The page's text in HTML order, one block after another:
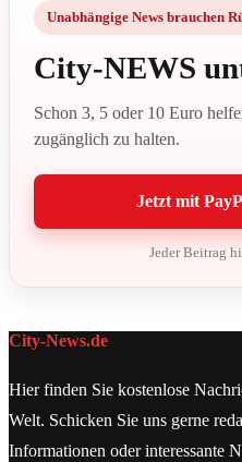
Unabhängige News brauchen
City-NEWS
Schon 3, 5 oder 10 Euro
zugänglich zu halten.
Jetzt mit
Jeder Beitrag
City-News.de
Hier finden Sie kostenlose
Welt. Schicken Sie uns gerne
Informationen oder interessante